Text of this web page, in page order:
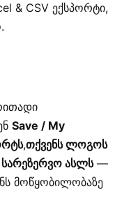
& CSV ექსპორტი,
Save / My
,თქვენს ლოგოს
სარეზერვო ასლს—
მოწყობილობაზე